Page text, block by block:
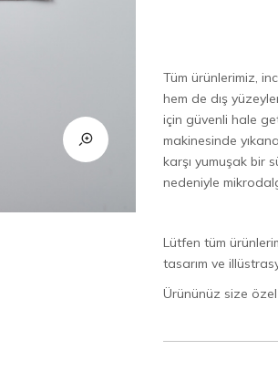
Tüm ürünlerimiz,
hem de dış
için güvenli hale
makinesinde
karşı yumuşak bir
nedeniyle
Lütfen tüm
tasarım ve
Ürününüz size